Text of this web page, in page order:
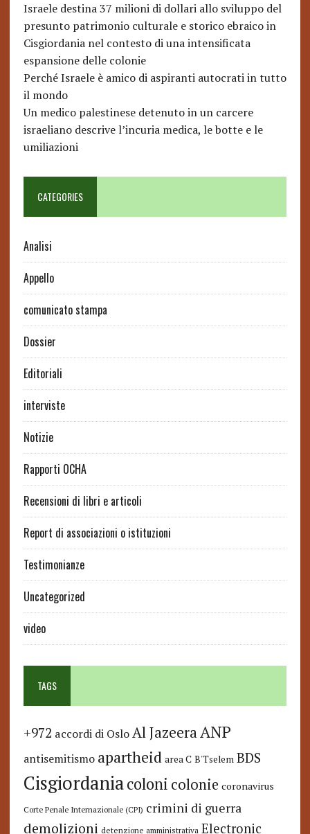
Israele destina 37 milioni di dollari allo sviluppo del
presunto patrimonio culturale e storico ebraico in
Cisgiordania nel contesto di una intensificata
espansione delle colonie
Perché Israele è amico di aspiranti autocrati in tutto
il mondo
Un medico palestinese detenuto in un carcere
israeliano descrive l’incuria medica, le botte e le
umiliazioni
CATEGORIES
Analisi
Appello
comunicato stampa
Dossier
Editoriali
interviste
Notizie
Rapporti OCHA
Recensioni di libri e articoli
Report di associazioni o istituzioni
Testimonianze
Uncategorized
video
TAGS
+972 accordi di Oslo Al JazeeraANP
antisemitismo apartheid area C B'Tselem BDS
Cisgiordaniacoloni colonie coronavirus
Corte Penale Internazionale (CPI) crimini di guerra
demolizioni detenzione amministrativa Electronic